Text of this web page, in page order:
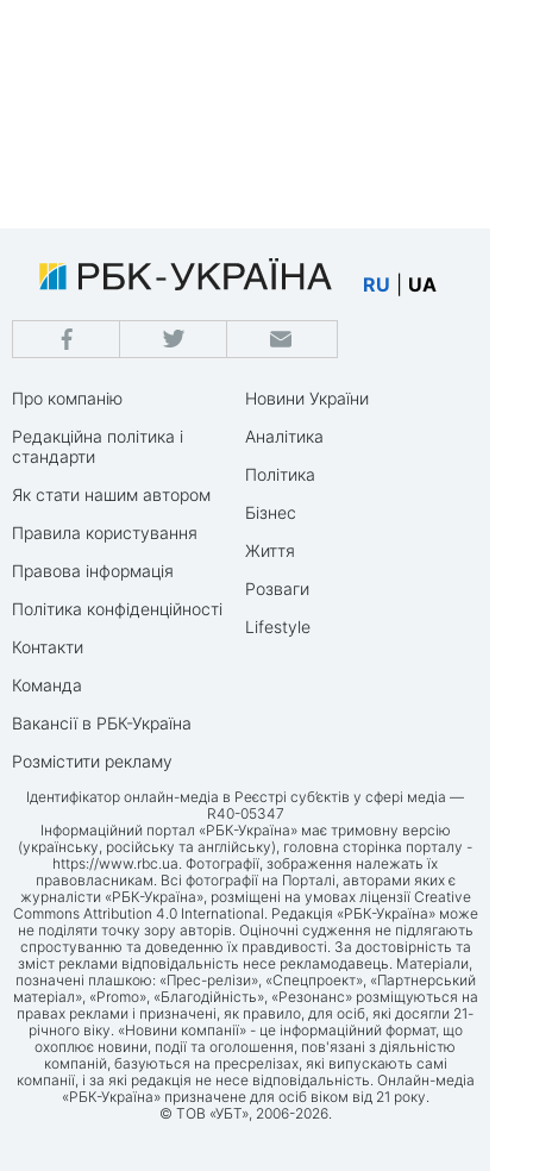
RU UA
Про компанію
Редакційна політика і
стандарти
Як стати нашим автором
Правила користування
Правова інформація
Політика конфіденційності
Контакти
Команда
Вакансії в РБК-Україна
Розмістити рекламу
Новини України
Аналітика
Політика
Бізнес
Життя
Розваги
Lifestyle
Ідентифікатор онлайн-медіа в Реєстрі суб’єктів у сфері медіа —
R40-05347
Інформаційний портал «РБК-Україна» має тримовну версію
(українську, російську та англійську), головна сторінка порталу -
https://www.rbc.ua. Фотографії, зображення належать їх
правовласникам. Всі фотографії на Порталі, авторами яких є
журналісти «РБК-Україна», розміщені на умовах ліцензії Creative
Commons Attribution 4.0 International. Редакція «РБК-Україна» може
не поділяти точку зору авторів. Оціночні судження не підлягають
спростуванню та доведенню їх правдивості. За достовірність та
зміст реклами відповідальність несе рекламодавець. Матеріали,
позначені плашкою: «Прес-релізи», «Спецпроект», «Партнерський
матеріал», «Promo», «Благодійність», «Резонанс» розміщуються на
правах реклами і призначені, як правило, для осіб, які досягли 21-
річного віку. «Новини компанії» - це інформаційний формат, що
охоплює новини, події та оголошення, пов'язані з діяльністю
компаній, базуються на пресрелізах, які випускають самі
компанії, і за які редакція не несе відповідальність. Онлайн-медіа
«РБК-Україна» призначене для осіб віком від 21 року.
© ТОВ «УБТ», 2006-2026.